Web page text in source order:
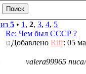
из 5 • 1, 2, 3, 4, 5
Re: Чем был СССР ?
Добавлено Riff: 05
valera99965